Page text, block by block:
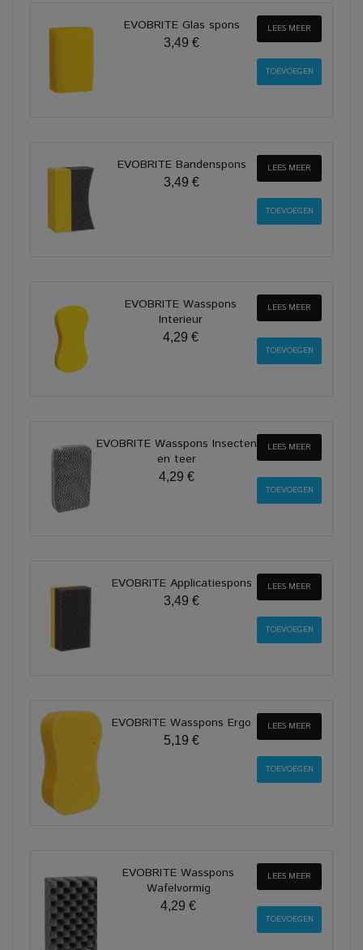
EVOBRITE Glas spons
3,49 €
LEES MEER
EVOBRITE Bandenspons
3,49 €
LEES MEER
EVOBRITE Wasspons
Interieur
4,29 €
LEES MEER
EVOBRITE Wasspons Insecten
en teer
4,29 €
LEES MEER
EVOBRITE Applicatiespons
3,49 €
LEES MEER
EVOBRITE Wasspons Ergo
5,19 €
LEES MEER
EVOBRITE Wasspons
Wafelvormig
4,29 €
LEES MEER